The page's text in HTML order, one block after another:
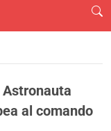
al comando